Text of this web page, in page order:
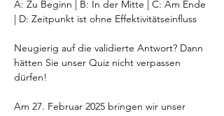
A: Zu Beginn | B: In der Mitte | C: Am Ende
| D: Zeitpunkt ist ohne Effektivitätseinfluss
Neugierig auf die validierte Antwort? Dann
hätten Sie unser Quiz nicht verpassen
dürfen!
Am 27. Februar 2025 bringen wir unser